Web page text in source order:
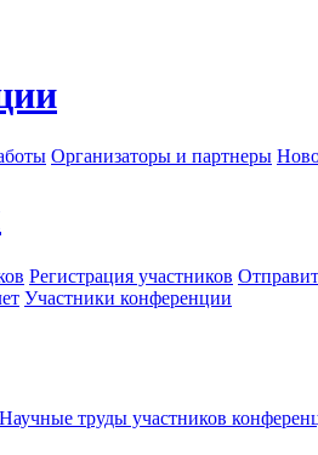
Организаторы и партнеры
Регистрация участников
Участники конференции
Научные труды участников